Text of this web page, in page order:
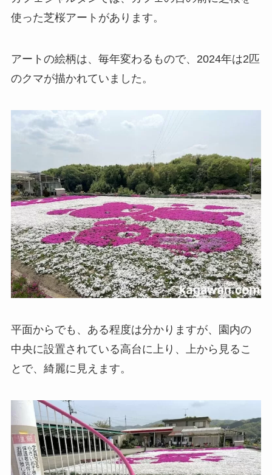
使った芝桜アートがあります。
アートの絵柄は、毎年変わるもので、2024年は2匹
のクマが描かれていました。
平面からでも、ある程度は分かりますが、園内の
中央に設置されている高台に上り、上から見るこ
とで、綺麗に見えます。